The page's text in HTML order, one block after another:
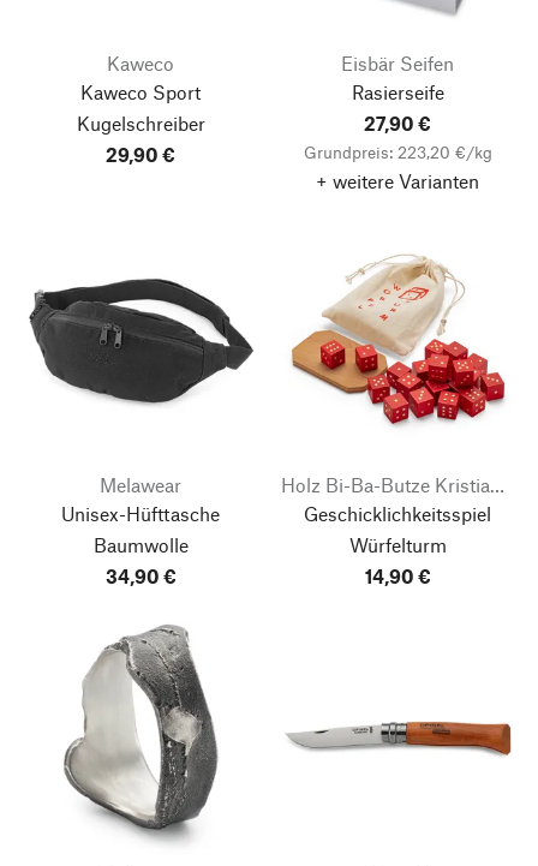
Kaweco
Kaweco Sport
Kugelschreiber
29,90 €
Eisbär Seifen
Rasierseife
27,90 €
Grundpreis: 223,20 €/kg
+ weitere Varianten
Melawear
Unisex-Hüfttasche
Baumwolle
34,90 €
Geschicklichkeitsspiel
Würfelturm
14,90 €